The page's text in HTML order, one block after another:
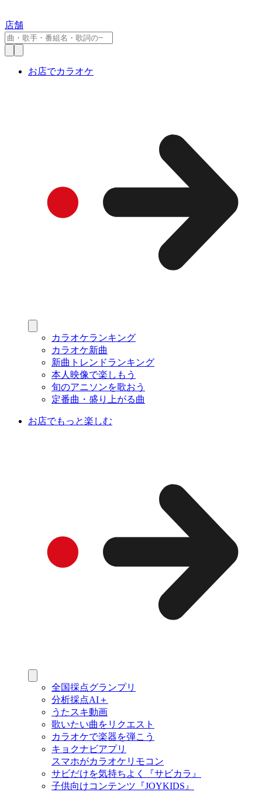
店舗
お店でカラオケ
カラオケランキング
カラオケ新曲
新曲トレンドランキング
本人映像で楽しもう
旬のアニソンを歌おう
定番曲・盛り上がる曲
お店でもっと楽しむ
全国採点グランプリ
分析採点AI＋
うたスキ動画
歌いたい曲をリクエスト
カラオケで楽器を弾こう
キョクナビアプリ
スマホがカラオケリモコン
サビだけを気持ちよく『サビカラ』
子供向けコンテンツ『JOYKIDS』